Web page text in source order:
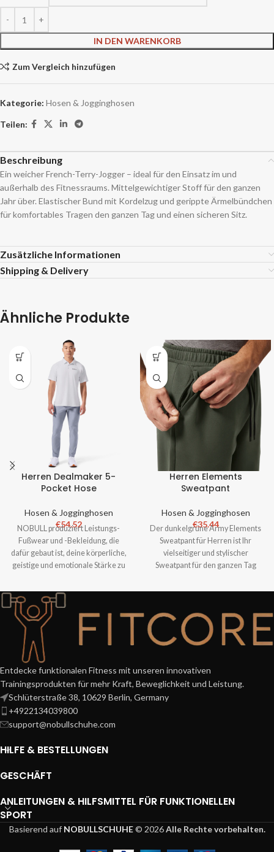
IN DEN WARENKORB
Zum Vergleich hinzufügen
Kategorie: Hosen & Jogginghosen
Teilen:
Beschreibung
Ein weicher French-Terry-Jogger – ideal für den Einsatz im und
außerhalb des Fitnessraums. Mittelgewichtiger Stoff für den ganzen
Jahr über. Elastischer Bund mit Kordelzug und gerippte Ärmelbündchen
für komfortables Tragen den ganzen Tag und einen sicheren Sitz.
Zusätzliche Informationen
Shipping & Delivery
Ähnliche Produkte
Herren Dealmaker 5-
Pocket Hose
Hosen & Jogginghosen
€54.52
NOBULL produziert Leistungs-
Fußwear und -Bekleidung, die
dafür gebaut ist, deine körperliche,
geistige und emotionale Stärke zu
Herren Elements
Sweatpant
Hosen & Jogginghosen
€35.44
Der dunkelgrüne Army Elements
Sweatpant für Herren ist Ihr
vielseitiger und stylischer
Sweatpant für den ganzen Tag
Entdecke funktionalen Fitness mit unseren innovativen
Trainingsprodukten für mehr Kraft, Beweglichkeit und Leistung.
Schlüterstraße 38, 10629 Berlin, Germany
+4922134039800
support@nobullschuhe.com
HILFE & BESTELLUNGEN
GESCHÄFT
ANLEITUNGEN & HILFSMITTEL FÜR FUNKTIONELLEN
SPORT
Basierend auf NOBULLSCHUHE© 2026Alle Rechte vorbehalten.